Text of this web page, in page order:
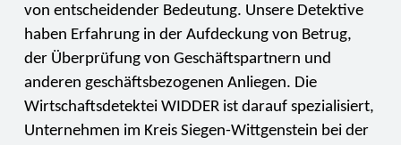
von entscheidender Bedeutung. Unsere Detektive
haben Erfahrung in der Aufdeckung von Betrug,
der Überprüfung von Geschäftspartnern und
anderen geschäftsbezogenen Anliegen. Die
Wirtschaftsdetektei WIDDER ist darauf spezialisiert,
Unternehmen im Kreis Siegen-Wittgenstein bei der